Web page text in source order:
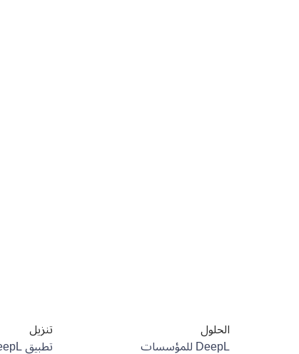
الحلول
DeepL للمؤسسات
تنزيل
تطبيق DeepL لنظام Android